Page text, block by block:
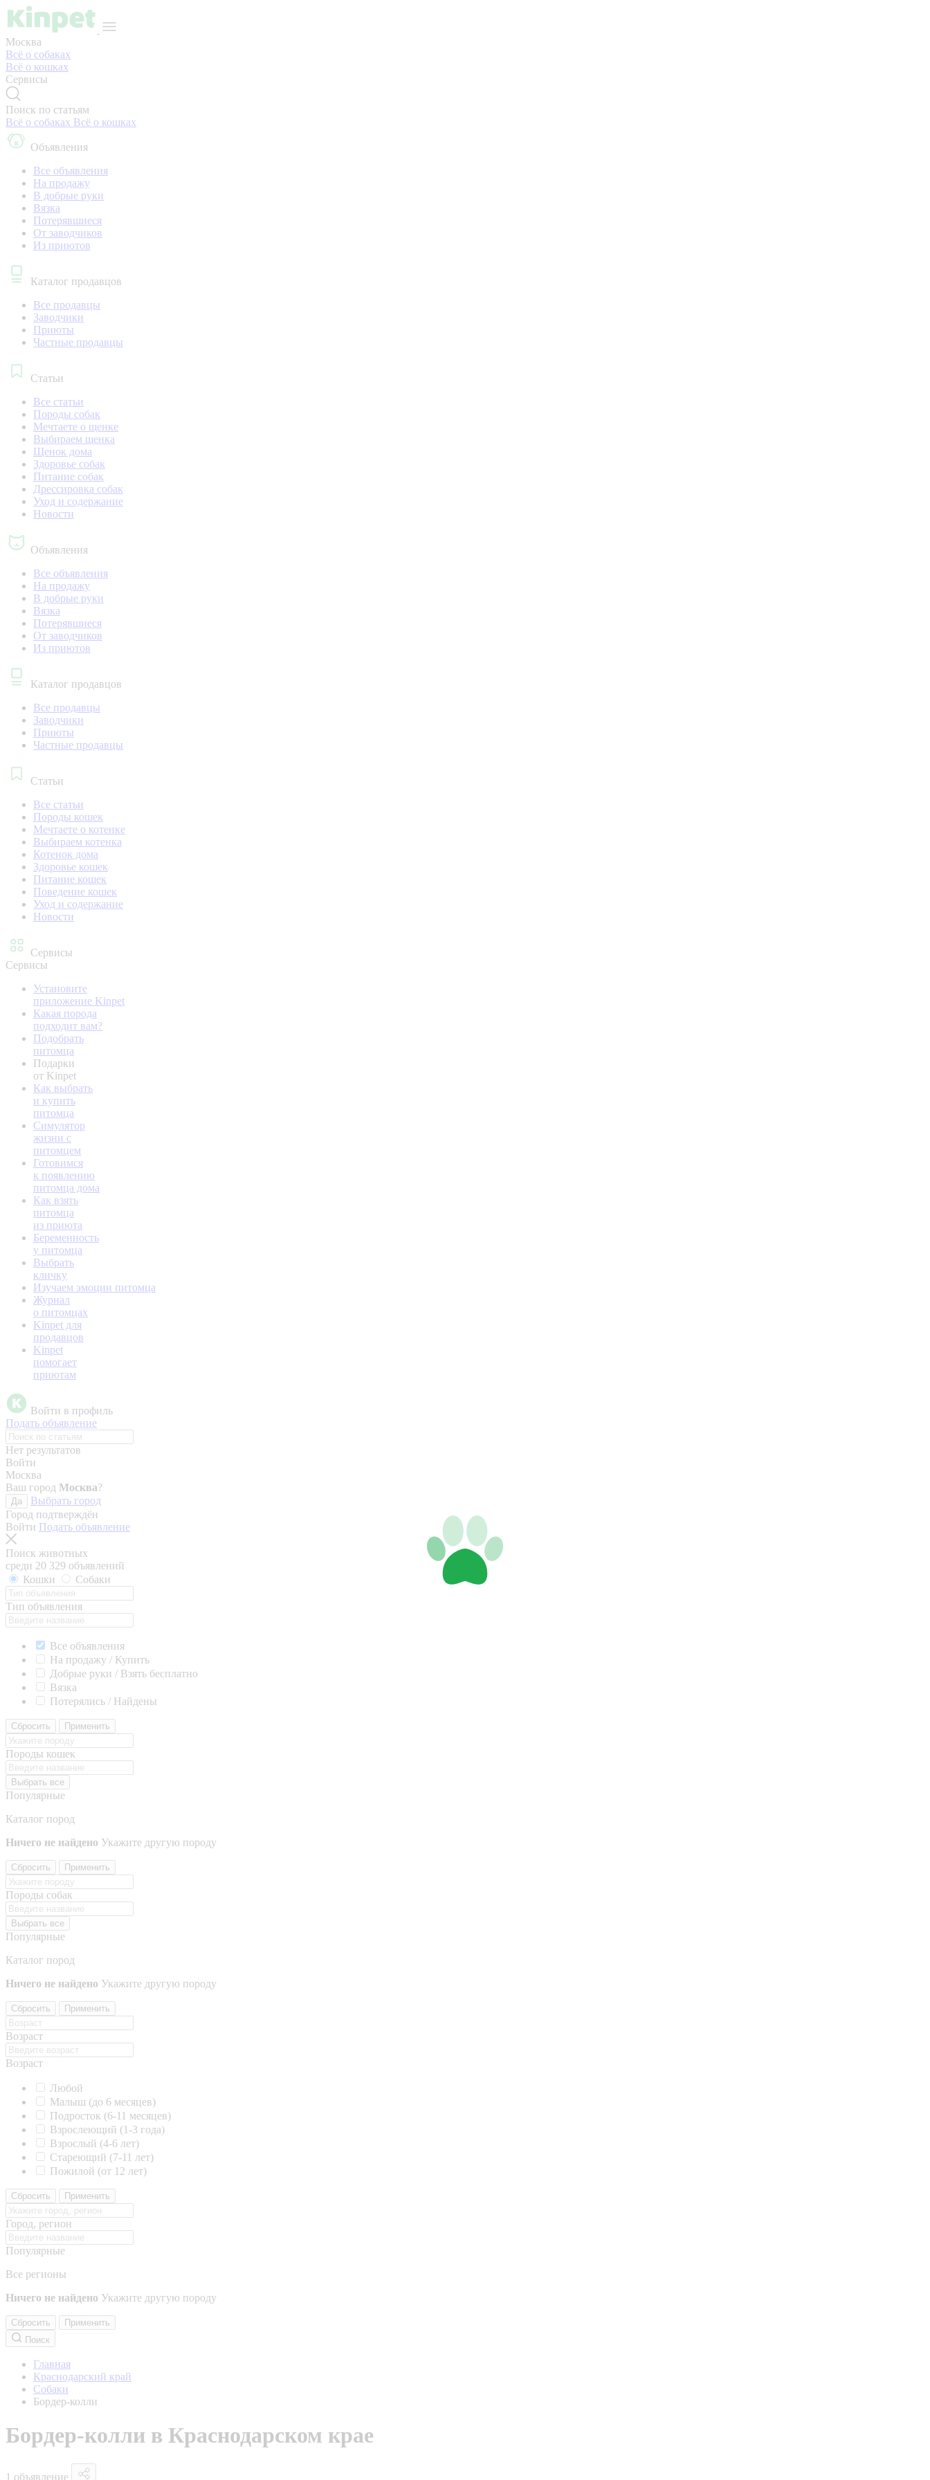
Москва
Всё о собаках
Всё о кошках
Сервисы
Поиск по статьям
Всё о собаках Всё о кошках
Объявления
Все объявления
На продажу
В добрые руки
Вязка
Потерявшиеся
От заводчиков
Из приютов
Каталог продавцов
Все продавцы
Заводчики
Приюты
Частные продавцы
Статьи
Все статьи
Породы собак
Мечтаете о щенке
Выбираем щенка
Щенок дома
Здоровье собак
Питание собак
Дрессировка собак
Уход и содержание
Новости
Объявления
Все объявления
На продажу
В добрые руки
Вязка
Потерявшиеся
От заводчиков
Из приютов
Каталог продавцов
Все продавцы
Заводчики
Приюты
Частные продавцы
Статьи
Все статьи
Породы кошек
Мечтаете о котенке
Выбираем котенка
Котенок дома
Здоровье кошек
Питание кошек
Поведение кошек
Уход и содержание
Новости
Сервисы
Сервисы
Установите
приложение Kinpet
Какая порода
подходит вам?
Подобрать
питомца
Подарки
от Kinpet
Как выбрать
и купить
питомца
Симулятор
жизни с
питомцем
Готовимся
к появлению
питомца дома
Как взять
питомца
из приюта
Беременность
у питомца
Выбрать
кличку
Изучаем эмоции питомца
Журнал
о питомцах
Kinpet для
продавцов
Kinpet
помогает
приютам
Войти в профиль
Подать объявление
Нет результатов
Войти
Москва
Ваш город Москва?
Да
Выбрать город
Город подтверждён
Войти Подать объявление
Поиск животных
среди 20 329 объявлений
Кошки
Собаки
Тип объявления
Все объявления
На продажу / Купить
Добрые руки / Взять бесплатно
Вязка
Потерялись / Найдены
Сбросить Применить
Породы кошек
Выбрать все
Популярные
Каталог пород
Ничего не найдено Укажите другую породу
Сбросить Применить
Породы собак
Выбрать все
Популярные
Каталог пород
Ничего не найдено Укажите другую породу
Сбросить Применить
Возраст
Возраст
Любой
Малыш (до 6 месяцев)
Подросток (6-11 месяцев)
Взрослеющий (1-3 года)
Взрослый (4-6 лет)
Стареющий (7-11 лет)
Пожилой (от 12 лет)
Сбросить Применить
Город, регион
Популярные
Все регионы
Ничего не найдено Укажите другую породу
Сбросить
Применить
Поиск
Главная
Краснодарский край
Собаки
Бордер-колли
Бордер-колли в Краснодарском крае
1 объявление